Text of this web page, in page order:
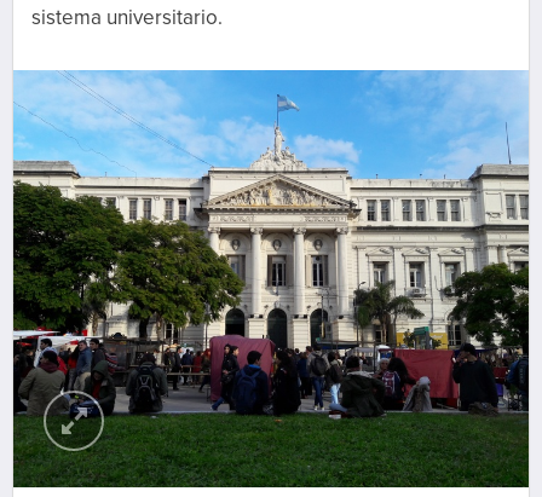
sistema universitario.